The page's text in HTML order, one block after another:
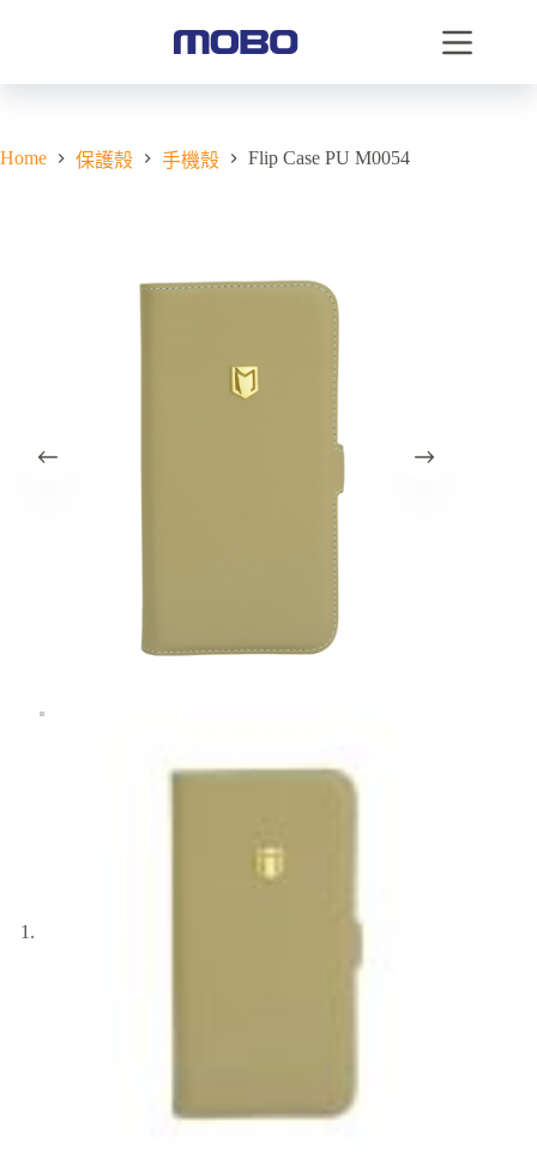
Home 保護殼 手機殼 Flip Case PU M0054